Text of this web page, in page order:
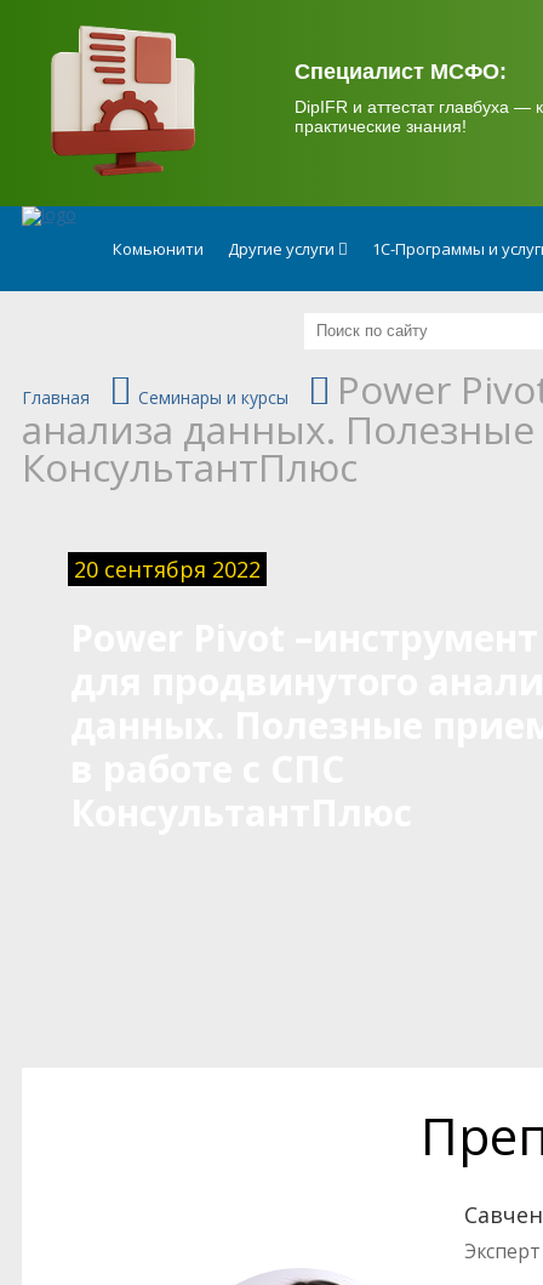
Специалист МСФО:
DipIFR и аттестат главбуха —
практические знания!
Комьюнити Другие услуги 1С-Программы и
Главная Семинары и курсы Power
анализа данных.
КонсультантПлюс
20 сентября 2022